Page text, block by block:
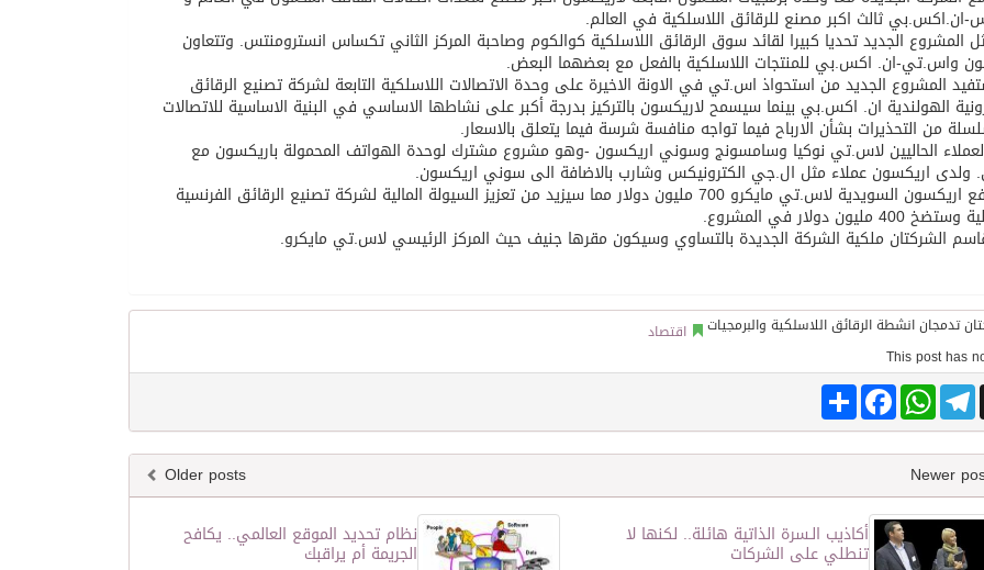
اتفاقية تطوير مصانع جاهزة ومتخصصة في مجال الطاقة
ثالث اكبر مصنع للرقائق اللاسلكية في العالم.
المشروع الجديد تحديا كبيرا لقائد سوق الرقائق اللاسلكية كوالكوم وصاحبة المركز الثاني تكساس انسترومنتس. وتتعاون
واس.تي-ان. اكس.بي للمنتجات اللاسلكية بالفعل مع بعضهما البعض.
المشروع الجديد من استحواذ اس.تي في الاونة الاخيرة على وحدة الاتصالات اللاسلكية التابعة لشركة تصنيع الرقائق
الهولندية ان. اكس.بي بينما سيسمح لاريكسون بالتركيز بدرجة أكبر على نشاطها الاساسي في البنية الاساسية للاتصالات
من التحذيرات بشأن الارباح فيما تواجه منافسة شرسة فيما يتعلق بالاسعار.
الحاليين لاس.تي نوكيا وسامسونج وسوني اريكسون -وهو مشروع مشترك لوحدة الهواتف المحمولة باريكسون مع
اريكسون عملاء مثل ال.جي الكترونيكس وشارب بالاضافة الى سوني اريكسون.
وستدفع اريكسون السويدية لاس.تي مايكرو 700 مليون دولار مما سيزيد من تعزيز السيولة المالية لشركة تصنيع الرقائق الفرنسية
مليون دولار في المشروع.
الشركتان ملكية الشركة الجديدة بالتساوي وسيكون مقرها جنيف حيث المركز الرئيسي لاس.تي مايكرو.
اقتصاد
Share
FacebookWhatsAppTelegram
Older posts
نظام تحديد الموقع العالمي.. يكافح
الجريمة أم يراقبك
أكاذيب الـسرة الذاتية هائلة.. لكنها لا
تنطلي على الشركات